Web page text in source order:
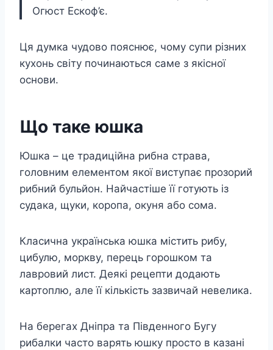
Огюст Ескоф’є.
Ця думка чудово пояснює, чому супи різних
кухонь світу починаються саме з якісної
основи.
Що таке юшка
Юшка – це традиційна рибна страва,
головним елементом якої виступає прозорий
рибний бульйон. Найчастіше її готують із
судака, щуки, коропа, окуня або сома.
Класична українська юшка містить рибу,
цибулю, моркву, перець горошком та
лавровий лист. Деякі рецепти додають
картоплю, але її кількість зазвичай невелика.
На берегах Дніпра та Південного Бугу
рибалки часто варять юшку просто в казані